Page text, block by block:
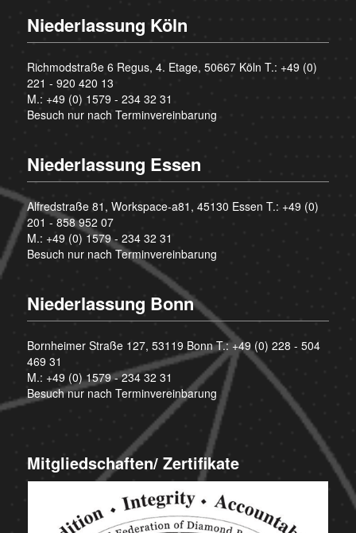
Niederlassung Köln
Richmodstraße 6 Regus, 4. Etage, 50667 Köln T.: +49 (0)
221 - 920 420 13
M.: +49 (0) 1579 - 234 32 31
Besuch nur nach Terminvereinbarung
Niederlassung Essen
Alfredstraße 81, Workspace-a81, 45130 Essen T.: +49 (0)
201 - 858 952 07
M.: +49 (0) 1579 - 234 32 31
Besuch nur nach Terminvereinbarung
Niederlassung Bonn
Bornheimer Straße 127, 53119 Bonn T.:+49 (0) 228 - 504
469 31
M.: +49 (0) 1579 - 234 32 31
Besuch nur nach Terminvereinbarung
Mitgliedschaften/ Zertifikate